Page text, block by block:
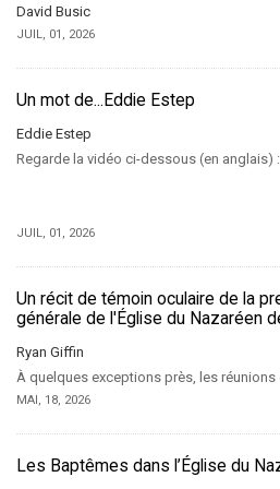
David Busic
JUIL, 01, 2026
Un mot de...Eddie Estep
Eddie Estep
Regarde la vidéo ci-dessous (en anglais) :
JUIL, 01, 2026
Un récit de témoin oculaire de la
générale de l'Église du Nazaréen
Ryan Giffin
À quelques exceptions près, les réunions
MAI, 18, 2026
Les Baptêmes dans l’Église du